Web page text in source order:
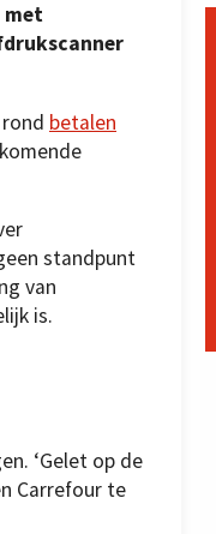
met
betalen
standpunt
van
is.
‘Gelet op de
Carrefour te